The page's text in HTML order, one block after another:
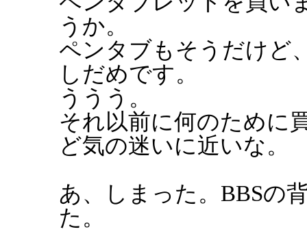
うか。
ペンタブもそうだけど
しだめです。
ううう。
それ以前に何のために
ど気の迷いに近いな。
あ、しまった。BBSの
た。